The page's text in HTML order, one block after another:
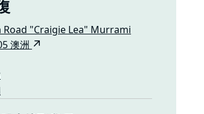
Road "Craigie Lea" Murrami
澳洲